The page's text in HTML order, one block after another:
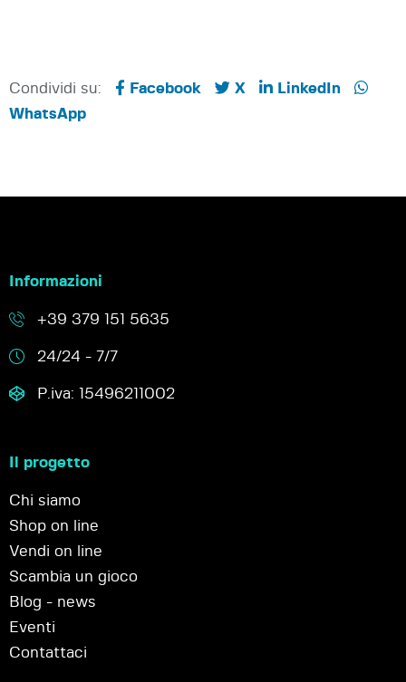
Condividi su: Facebook X
LinkedIn
WhatsApp
Informazioni
+39 379 151 5635
24/24 - 7/7
P.iva: 15496211002
Il progetto
Chi siamo
Shop on line
Vendi on line
Scambia un gioco
Blog - news
Eventi
Contattaci